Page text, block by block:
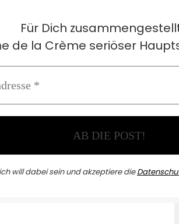
Für Dich
de la Crème seriöser
will dabei sein und akzeptiere die